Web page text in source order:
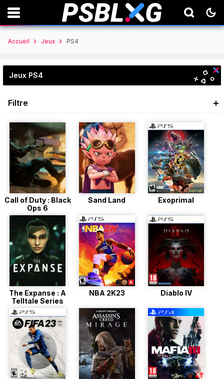
Accueil Jeux PS4
Jeux PS4
Filtre
Call of Duty : Black
Ops 6
Sand Land Exoprimal
The Expanse : A
Telltale Series
NBA 2K23 Diablo IV